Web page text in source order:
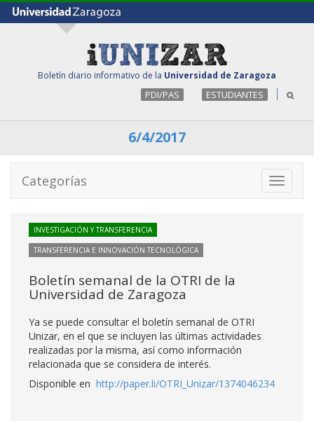
Boletín diario informativo de la Universidad de Zaragoza
PDI/PAS ESTUDIANTES
6/4/2017
Toggle
Categorías
INVESTIGACIÓN Y TRANSFERENCIA
TRANSFERENCIA E INNOVACIÓN TECNOLÓGICA
Boletín semanal de la OTRI de la
Universidad de Zaragoza
Ya se puede consultar el boletín semanal de OTRI
Unizar, en el que se incluyen las últimas actividades
realizadas por la misma, así como información
relacionada que se considera de interés.
Disponible en http://paper.li/OTRI_Unizar/1374046234